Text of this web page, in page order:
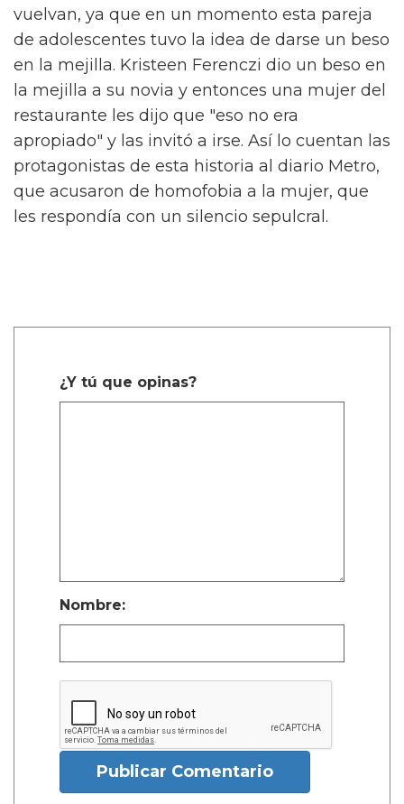
vuelvan, ya que en un momento esta pareja
de adolescentes tuvo la idea de darse un beso
en la mejilla. Kristeen Ferenczi dio un beso en
la mejilla a su novia y entonces una mujer del
restaurante les dijo que "eso no era
apropiado" y las invitó a irse. Así lo cuentan las
protagonistas de esta historia al diario Metro,
que acusaron de homofobia a la mujer, que
les respondía con un silencio sepulcral.
¿Y tú que opinas?
Nombre:
Publicar Comentario